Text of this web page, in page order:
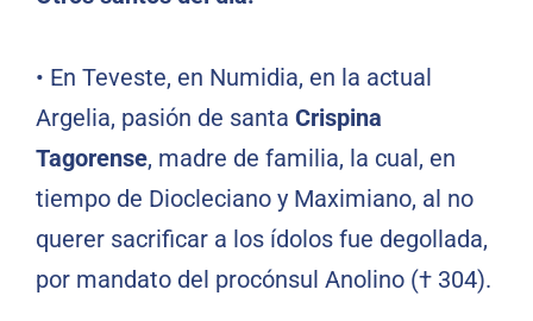
• En Teveste, en Numidia, en la actual
Argelia, pasión de santa Crispina
Tagorense, madre de familia, la cual, en
tiempo de Diocleciano y Maximiano, al no
querer sacrificar a los ídolos fue degollada,
por mandato del procónsul Anolino († 304).